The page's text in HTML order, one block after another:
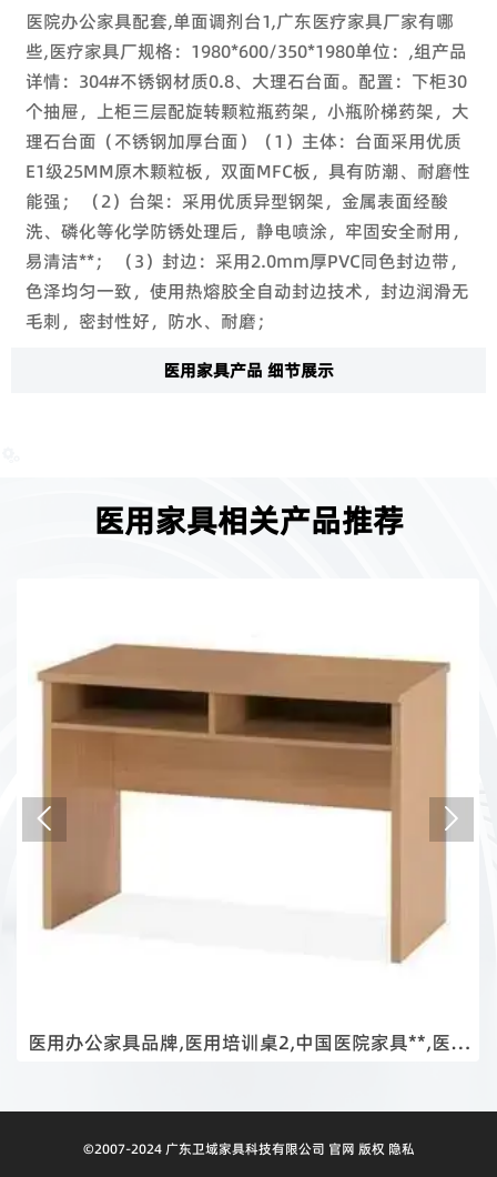
医院办公家具配套,单面调剂台1,广东医疗家具厂家有哪
些,医疗家具厂规格：1980*600/350*1980单位：,组产品
详情：304#不锈钢材质0.8、大理石台面。配置：下柜30
个抽屉，上柜三层配旋转颗粒瓶药架，小瓶阶梯药架，大
理石台面（不锈钢加厚台面）（1）主体：台面采用优质
E1级25MM原木颗粒板，双面MFC板，具有防潮、耐磨性
能强； （2）台架：采用优质异型钢架，金属表面经酸
洗、磷化等化学防锈处理后，静电喷涂，牢固安全耐用，
易清洁**； （3）封边：采用2.0mm厚PVC同色封边带，
色泽均匀一致，使用热熔胶全自动封边技术，封边润滑无
毛刺，密封性好，防水、耐磨；
医用家具产品 细节展示
医用家具相关产品推荐
医用办公家具品牌,医用培训桌2,中国医院家具**,医疗
 
©2007-2024 广东卫域家具科技有限公司 官网 版权 隐私